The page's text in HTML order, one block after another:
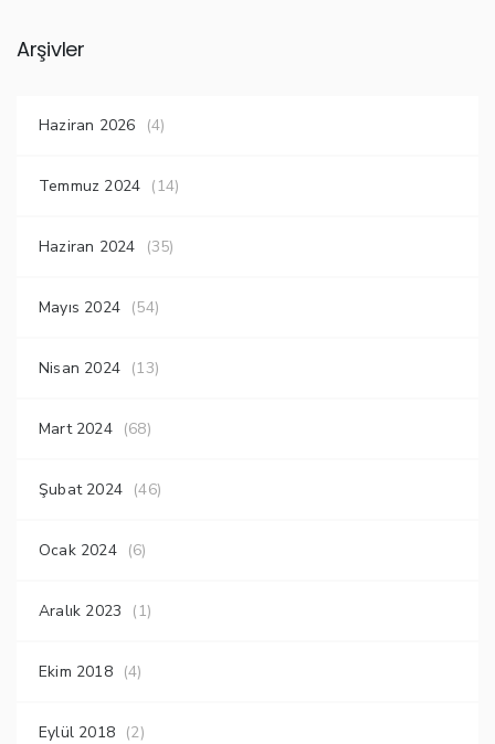
Arşivler
Haziran 2026 (4)
Temmuz 2024 (14)
Haziran 2024 (35)
Mayıs 2024 (54)
Nisan 2024 (13)
Mart 2024 (68)
Şubat 2024 (46)
Ocak 2024 (6)
Aralık 2023 (1)
Ekim 2018 (4)
Eylül 2018 (2)